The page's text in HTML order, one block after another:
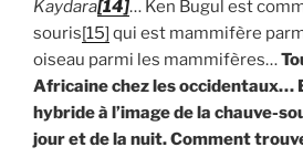
Kaydara[14]… Ken Bugul est
souris[15] qui est mammifère
oiseau parmi les mammifères…
Africaine chez les occidentaux…
hybride à l’image de la chauve-
jour et de la nuit. Comment